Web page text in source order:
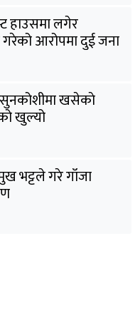
हाउसमा लगेर
आरोपमा दुई जना
खसेकाे
खुल्यो
भट्टले गरे गाँजा